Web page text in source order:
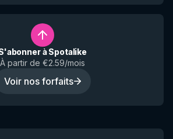
à Spotalike
À partir de €2.59/mois
Voir nos forfaits